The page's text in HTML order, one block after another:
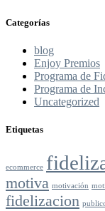
Categorías
blog
Enjoy Premios
Programa de
Programa de
Uncategorized
Etiquetas
ecommerce
motiva motivación
fidelizacion